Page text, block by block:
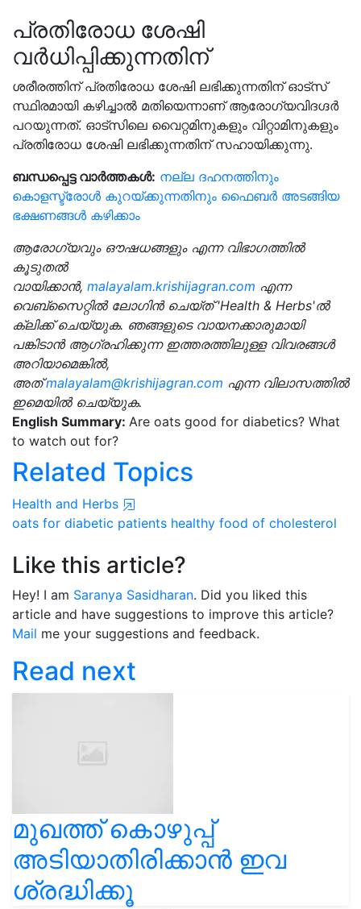
പ്രതിരോധ ശേഷി
വർധിപ്പിക്കുന്നതിന്
ശരീരത്തിന് പ്രതിരോധ ശേഷി ലഭിക്കുന്നതിന് ഓട്സ്
സ്ഥിരമായി കഴിച്ചാൽ മതിയെന്നാണ് ആരോഗ്യവിദഗ്ദർ
പറയുന്നത്. ഓട്സിലെ വൈറ്റമിനുകളും വിറ്റാമിനുകളും
പ്രതിരോധ ശേഷി ലഭിക്കുന്നതിന് സഹായിക്കുന്നു.
ബന്ധപ്പെട്ട വാർത്തകൾ: നല്ല ദഹനത്തിനും
കൊളസ്ട്രോൾ കുറയ്ക്കുന്നതിനും ഫൈബർ അടങ്ങിയ
ഭക്ഷണങ്ങൾ കഴിക്കാം
ആരോഗ്യവും ഔഷധങ്ങളും എന്ന വിഭാഗത്തിൽ
കൂടുതൽ
വായിക്കാൻ, malayalam.krishijagran.com എന്ന
വെബ്‌സൈറ്റിൽ ലോഗിൻ ചെയ്‌ത് 'Health & Herbs'ൽ
ക്ലിക്ക് ചെയ്യുക. ഞങ്ങളുടെ വായനക്കാരുമായി
പങ്കിടാൻ ആഗ്രഹിക്കുന്ന ഇത്തരത്തിലുള്ള വിവരങ്ങൾ
അറിയാമെങ്കിൽ,
അത്malayalam@krishijagran.com എന്ന വിലാസത്തിൽ
ഇമെയിൽ ചെയ്യുക.
English Summary: Are oats good for diabetics? What
to watch out for?
Related Topics
Health and Herbs
oats for diabetic patients healthy food of cholesterol
Like this article?
Hey! I am Saranya Sasidharan. Did you liked this
article and have suggestions to improve this article?
Mail me your suggestions and feedback.
Read next
മുഖത്ത് കൊഴുപ്പ്
അടിയാതിരിക്കാൻ ഇവ
ശ്രദ്ധിക്കൂ